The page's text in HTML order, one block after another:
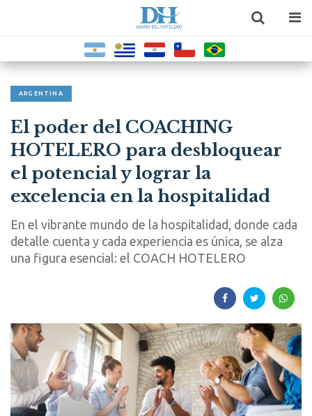
ARGENTINA
El poder del COACHING
HOTELERO para desbloquear
el potencial y lograr la
excelencia en la hospitalidad
En el vibrante mundo de la hospitalidad, donde cada
detalle cuenta y cada experiencia es única, se alza
una figura esencial: el COACH HOTELERO